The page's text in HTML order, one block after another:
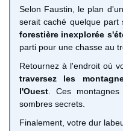
Selon Faustin, le plan d'un
serait caché quelque part
forestière inexplorée
parti pour une chasse au
Retournez à l'endroit où
traversez les
l'Ouest . Ces
sombres secrets.
Finalement, votre dur